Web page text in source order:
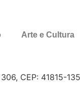
Arte e Cultura
CEP: 41815-